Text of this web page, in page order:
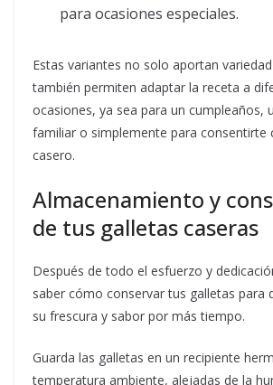
para ocasiones especiales.
Estas variantes no solo aportan
también permiten adaptar la receta a
ocasiones, ya sea para un cumpleaños,
familiar o simplemente para consentirte
casero.
Almacenamiento y
de tus galletas caseras
Después de todo el esfuerzo y
saber cómo conservar tus galletas para
su frescura y sabor por más tiempo.
Guarda las galletas en un recipiente
temperatura ambiente, alejadas de la